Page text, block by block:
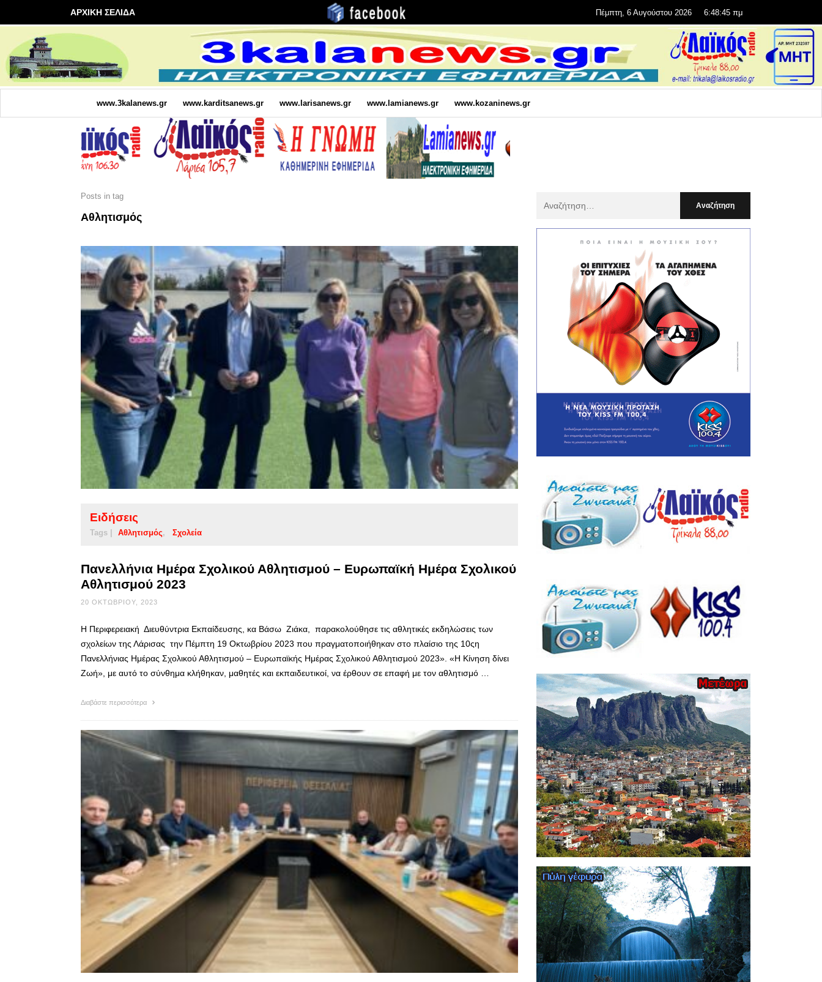
ΑΡΧΙΚΗ ΣΕΛΙΔΑ Πέμπτη, 6 Αυγούστου 2026 6:48:47 πμ
www.3kalanews.gr www.karditsanews.gr www.larisanews.gr www.lamianews.gr www.kozaninews.gr
Posts in tag
Αθλητισμός
Ειδήσεις
Tags | Αθλητισμός Σχολεία
Πανελλήνια Ημέρα Σχολικού Αθλητισμού – Ευρωπαϊκή Ημέρα Σχολικού
Αθλητισμού 2023
20 ΟΚΤΩΒΡΊΟΥ, 2023
Η Περιφερειακή Διευθύντρια Εκπαίδευσης, κα Βάσω Ζιάκα, παρακολούθησε τις αθλητικές εκδηλώσεις των
σχολείων της Λάρισας την Πέμπτη 19 Οκτωβρίου 2023 που πραγματοποιήθηκαν στο πλαίσιο της 10ςη
Πανελλήνιας Ημέρας Σχολικού Αθλητισμού – Ευρωπαϊκής Ημέρας Σχολικού Αθλητισμού 2023». «Η Κίνηση δίνει
Ζωή», με αυτό το σύνθημα κλήθηκαν, μαθητές και εκπαιδευτικοί, να έρθουν σε επαφή με τον αθλητισμό …
Διαβάστε περισσότερα
: